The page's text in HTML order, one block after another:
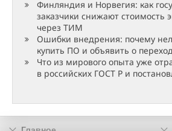
Финляндия и Норвегия: как
заказчики снижают стоимость
через ТИМ
Ошибки внедрения: почему
купить ПО и объявить о
Что из мирового опыта уже
в российских ГОСТ Р и